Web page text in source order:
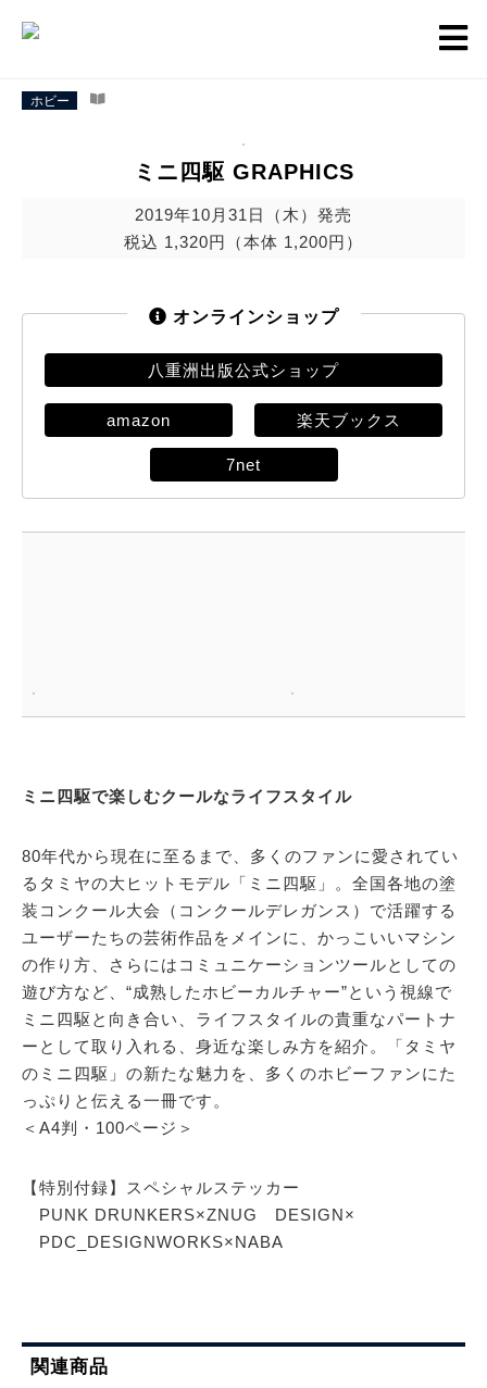
ホビー
ミニ四駆 GRAPHICS
2019年10月31日（木）発売
税込 1,320円（本体 1,200円）
オンラインショップ
八重洲出版公式ショップ
amazon 楽天ブックス
7net
ミニ四駆で楽しむクールなライフスタイル
80年代から現在に至るまで、多くのファンに愛されてい
るタミヤの大ヒットモデル「ミニ四駆」。全国各地の塗
装コンクール大会（コンクールデレガンス）で活躍する
ユーザーたちの芸術作品をメインに、かっこいいマシン
の作り方、さらにはコミュニケーションツールとしての
遊び方など、“成熟したホビーカルチャー”という視線で
ミニ四駆と向き合い、ライフスタイルの貴重なパートナ
ーとして取り入れる、身近な楽しみ方を紹介。「タミヤ
のミニ四駆」の新たな魅力を、多くのホビーファンにた
っぷりと伝える一冊です。
＜A4判・100ページ＞
【特別付録】スペシャルステッカー
PUNK DRUNKERS×ZNUG DESIGN×
PDC_DESIGNWORKS×NABA
関連商品